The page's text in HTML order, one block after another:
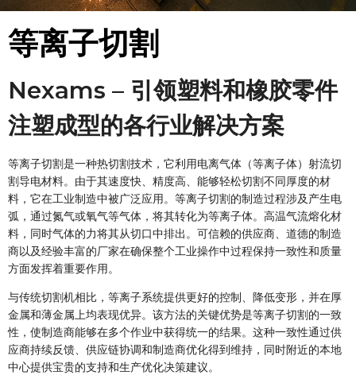
等离子切割
Nexams – 引领塑料和橡胶零件
注塑成型的各行业解决方案
等离子切割是一种热切割技术，它利用电离气体（等离子体）射流切
割导电材料。由于其速度快、精度高、能够轻松切割不同厚度的材
料，它在工业制造中被广泛应用。等离子切割的制造过程涉及产生电
弧，通过氮气或氧气等气体，将其转化为等离子体。高温气流熔化材
料，同时气体的力将其从切口中排出。可信赖的供应商、道德的制造
商以及经验丰富的厂家在确保整个工业操作中过程保持一致性和质量
方面发挥着重要作用。
与传统切割机相比，等离子系统提供更好的控制、降低变形，并在厚
金属和薄金属上均表现优异。该方法的关键优势是等离子切割的一致
性，使制造商能够在多个作业中获得统一的结果。这种一致性通过供
应商持续反馈、供应链协调和制造商优化得到维持，同时附近的本地
中心提供宝贵的支持和生产优化决策建议。